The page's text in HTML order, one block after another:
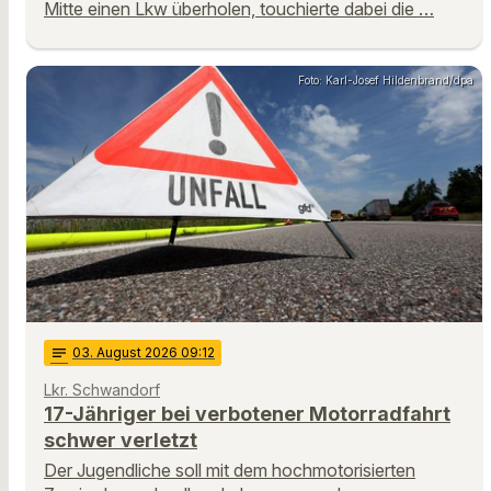
Mitte einen Lkw überholen, touchierte dabei die …
Foto: Karl-Josef Hildenbrand/dpa
notes 03. August 2026 09:12
Lkr. Schwandorf
17-Jähriger bei verbotener Motorradfahrt
schwer verletzt
Der Jugendliche soll mit dem hochmotorisierten